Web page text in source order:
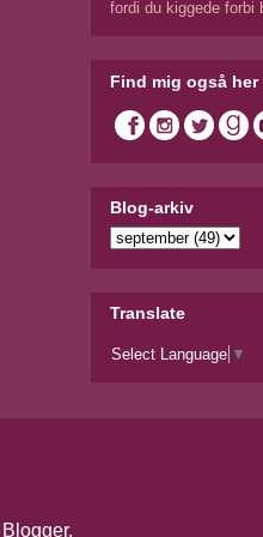
fordi du kiggede forbi
Find mig også her
Blog-arkiv
Translate
Select Language ▼
Blogger.